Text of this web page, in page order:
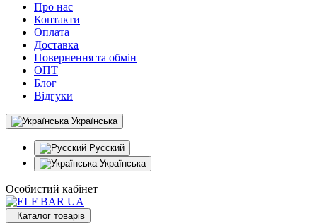
Про нас
Контакти
Оплата
Доставка
Повернення та обмін
ОПТ
Блог
Відгуки
Українська
Русский
Українська
Особистий кабінет
Каталог товарів